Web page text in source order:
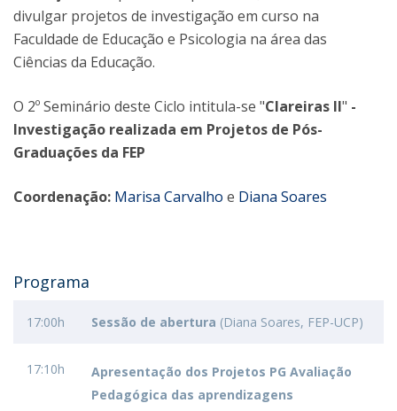
divulgar projetos de investigação em curso na
Faculdade de Educação e Psicologia na área das
Ciências da Educação.
O 2º Seminário deste Ciclo intitula-se "Clareiras II" -
Investigação realizada em Projetos de Pós-
Graduações da FEP
Coordenação: Marisa Carvalho e Diana Soares
Programa
17:00h Sessão de abertura (Diana Soares, FEP-UCP)
17:10h
Apresentação dos Projetos PG Avaliação
Pedagógica das aprendizagens